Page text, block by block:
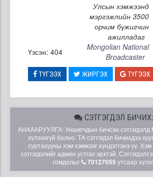
Улсын хэмжээнд
мэргэжлийн 3500
орчим бүжигчин
ажилладаг
Үзсэн: 404
Mongolian National
Broadcaster
ТҮГЭЭХ ЖИРГЭХ ТҮГЭЭХ
СЭТГЭГДЭЛ БИЧИХ:
АНХААРУУЛГА: Уншигчдын бичсэн сэтгэгдэлд
хүлээхгүй болно. ТА сэтгэгдэл бичихдээ
суртахууны хэм хэмжээг хүндэтгэнэ үү.
сэтгэгдэлийг админ устгах эрхтэй.
гомдолыг
70127055 утсаар